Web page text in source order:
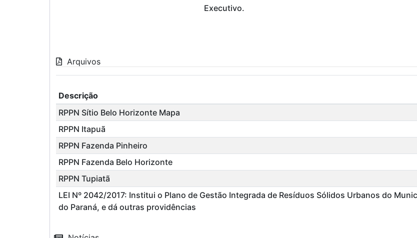
Executivo.
Arquivos
Descrição
RPPN Sítio Belo Horizonte Mapa
RPPN Itapuã
RPPN Fazenda Pinheiro
RPPN Fazenda Belo Horizonte
RPPN Tupiatã
LEI Nº 2042/2017: Institui o Plano de Gestão Integrada de Resíduos Sólidos Urbanos do
do Paraná, e dá outras providências